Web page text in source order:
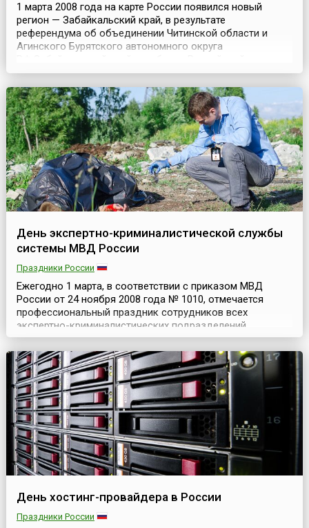
1 марта 2008 года на карте России появился новый
регион — Забайкальский край, в результате
референдума об объединении Читинской области и
Агинского Бурятского автономного округа
Федерации в восточной части Забайкалья, входит в
состав Дальневосточного федерального округа и
граничит с Иркутской и Амурской областями,
республиками Якутией и Бурятией, Кита...
День экспертно-криминалистической службы
системы МВД России
Праздники России
Ежегодно 1 марта, в соответствии с приказом МВД
России от 24 ноября 2008 года № 1010, отмечается
профессиональный праздник сотрудников всех
экспертно-криминалистических подразделений
Министерства внутренних дел России — День экспертно-
криминалистической службы системы МВД РФ. Именно
1 марта 1919 года в системе уголовного розыска России
был создан Кабинет судебной экспертизы — первое
экспертное...
День хостинг-провайдера в России
Праздники России